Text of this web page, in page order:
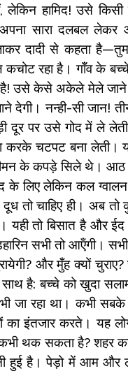
लेकिन हामिद! उसे
अपना सारा दलबल
दादी से कहता
कचोट रहा है। गॉँव के
है! उसे केसे अकेले मेले जाने
देगी। नन्ही-सी
दूर पर उसे गोद में ले
करके चटपट बना लेती।
के कपड़े सिले थे।
लिए लेकिन कल ग्वालन
तो चाहिए ही। अब
तो बिसात है और ईद
सभी तो आऍंगी।
और मुँह क्यों चुराए?
है: बच्चे को खुदा
जा रहा था। कभी
इंतजार करते। यह
थक सकता है? शहर
हुई है। पेड़ो में आम